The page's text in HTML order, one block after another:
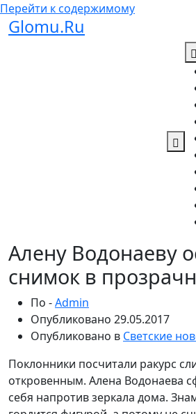
Перейти к содержимому
Glomu.Ru
Алену Водонаеву
снимок в
По -Admin
Опубликовано 29.05.2017
Опубликовано в Светские
Поклонники посчитали ракурс
откровенным. Алена Водонаева
себя напротив зеркала дома.